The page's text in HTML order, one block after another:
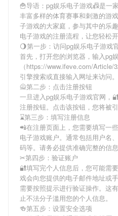
🍟导语： pg娱乐电子游戏📠是一
丰富多样的体育赛事和刺激的游
子游戏的大家庭，参与其中的乐
电子游戏的注册流程，让您轻松
🌖第一步：访问pg娱乐电子游戏
首先，打开您的浏览器，输入pg
（https://www.ifeve.com/
引擎搜索或直接输入网址来访问。
🙅第二步：点击注册按钮
一旦进入pg娱乐电子游戏官网，
注册按钮。点击该按钮，您将被引
⌛️第三步：填写注册信息
📲在注册页面上，您需要填写一
电子游戏账户。通常包括用户名
码等。请务必提供准确完整的信
✂第四步：验证账户
🔐填写完个人信息后，您可能需
戏会向您提供的电子邮件地址或
需要按照提示进行验证操作。这
止不法分子滥用您的个人信息。
🍻第五步：设置安全选项